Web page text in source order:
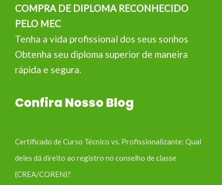
COMPRA DE DIPLOMA RECONHECIDO
PELO MEC
Tenha a vida profissional dos seus sonhos
Obtenha seu diploma superior de maneira
rápida e segura.
Confira Nosso Blog
Certificado de Curso Técnico vs. Profissionalizante: Qual
deles dá direito ao registro no conselho de classe
(CREA/COREN)?